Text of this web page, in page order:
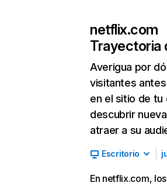
netflix.com
Trayectoria
Averigua por
visitantes
en el sitio de
descubrir
atraer a su
Escritorio
En netflix.com,